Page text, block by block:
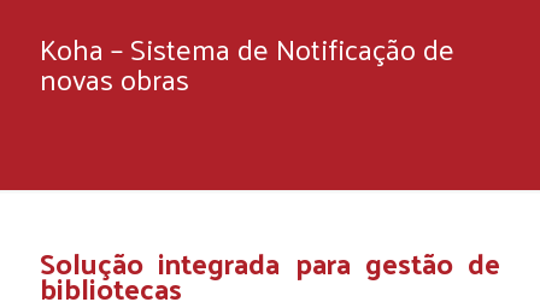
Koha – Sistema de Notificação de
novas obras
Solução integrada para gestão de
bibliotecas